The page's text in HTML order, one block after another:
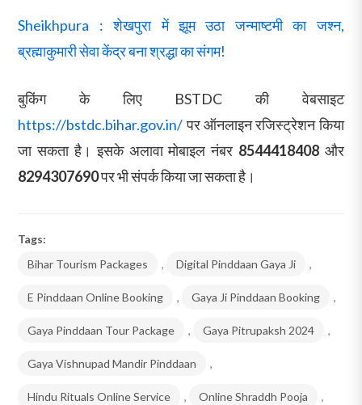
Sheikhpura : शेखपुरा में झूम उठा जन्माष्टमी का जश्न,
ब्रह्माकुमारी सेवा केंद्र बना श्रद्धा का संगम!
बुकिंग के लिए BSTDC की वेबसाइट
https://bstdc.bihar.gov.in/पर ऑनलाइन रजिस्ट्रेशन किया
जा सकता है। इसके अलावा मोबाइल नंबर 8544418408और
8294307690पर भी संपर्क किया जा सकता है।
Tags:
Bihar Tourism Packages
, Digital Pinddaan Gaya Ji ,
E Pinddaan Online Booking , Gaya Ji Pinddaan Booking ,
Gaya Pinddaan Tour Package , Gaya Pitrupaksh 2024 ,
Gaya Vishnupad Mandir Pinddaan ,
Hindu Rituals Online Service , Online Shraddh Pooja ,